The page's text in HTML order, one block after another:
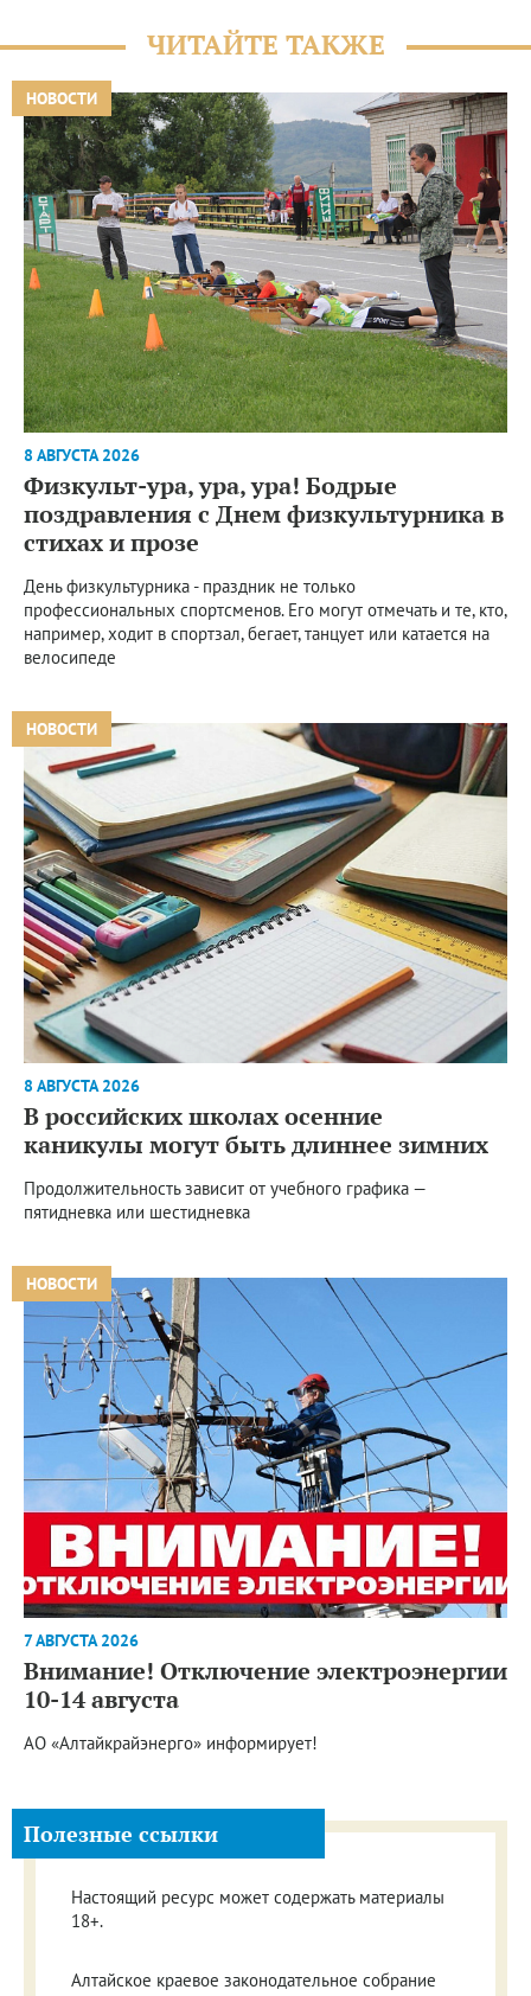
ЧИТАЙТЕ ТАКЖЕ
НОВОСТИ
8 АВГУСТА 2026
Физкульт-ура, ура, ура! Бодрые
поздравления с Днем физкультурника в
стихах и прозе
День физкультурника - праздник не только
профессиональных спортсменов. Его могут отмечать и те, кто,
например, ходит в спортзал, бегает, танцует или катается на
велосипеде
НОВОСТИ
8 АВГУСТА 2026
В российских школах осенние
каникулы могут быть длиннее зимних
Продолжительность зависит от учебного графика —
пятидневка или шестидневка
НОВОСТИ
7 АВГУСТА 2026
Внимание! Отключение электроэнергии
10-14 августа
АО «Алтайкрайэнерго» информирует!
Полезные ссылки
Настоящий ресурс может содержать материалы
18+.
Алтайское краевое законодательное собрание